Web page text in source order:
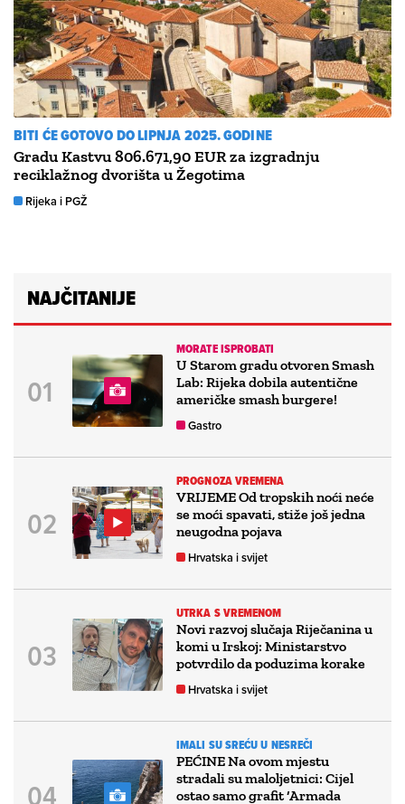
BITI ĆE GOTOVO DO LIPNJA 2025. GODINE
Gradu Kastvu 806.671,90 EUR za izgradnju
reciklažnog dvorišta u Žegotima
Rijeka i PGŽ
NAJČITANIJE
MORATE ISPROBATI
U Starom gradu otvoren Smash
Lab: Rijeka dobila autentične
američke smash burgere!
Gastro
PROGNOZA VREMENA
VRIJEME Od tropskih noći neće
se moći spavati, stiže još jedna
neugodna pojava
Hrvatska i svijet
UTRKA S VREMENOM
Novi razvoj slučaja Riječanina u
komi u Irskoj: Ministarstvo
potvrdilo da poduzima korake
Hrvatska i svijet
IMALI SU SREĆU U NESREČI
PEĆINE Na ovom mjestu
stradali su maloljetnici: Cijel
ostao samo grafit ‘Armada